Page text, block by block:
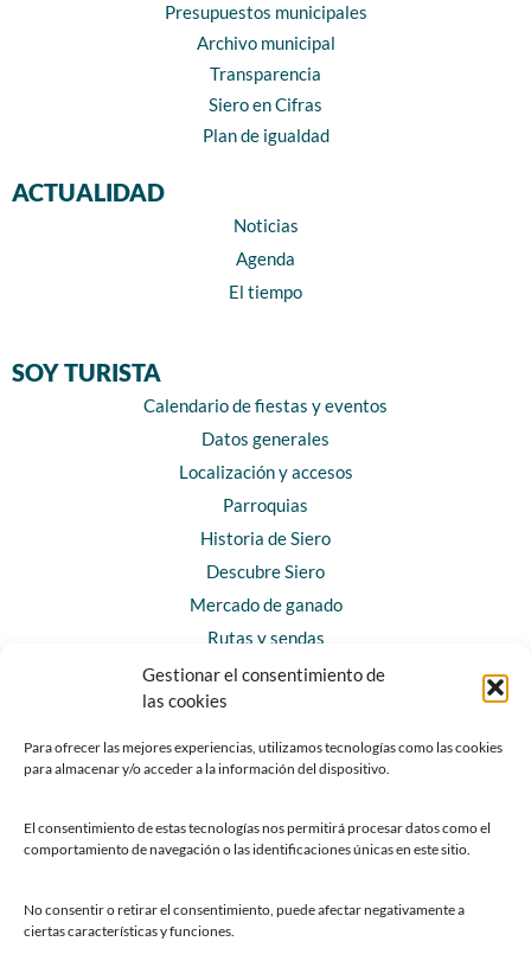
Gestionar el consentimiento de
las cookies
Para ofrecer las mejores experiencias, utilizamos tecnologías como las cookies
para almacenar y/o acceder a la información del dispositivo.
El consentimiento de estas tecnologías nos permitirá procesar datos como el
comportamiento de navegación o las identificaciones únicas en este sitio.
No consentir o retirar el consentimiento, puede afectar negativamente a
ciertas características y funciones.
Presupuestos municipales
Archivo municipal
Transparencia
Siero en Cifras
Plan de igualdad
ACTUALIDAD
Noticias
Agenda
El tiempo
SOY TURISTA
Calendario de fiestas y eventos
Datos generales
Localización y accesos
Parroquias
Historia de Siero
Descubre Siero
Mercado de ganado
Rutas y sendas
Horarios y contacto
Teléfonos de interés
Chatbot Siero
SEDES ELECTRÓNICAS
Sede del Ayuntamiento de Siero